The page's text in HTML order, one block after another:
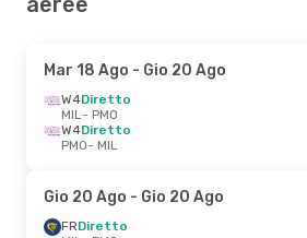
Mar 18 Ago - Gio 20 Ago
W4Diretto
MIL- PMO
W4Diretto
PMO- MIL
Gio 20 Ago - Gio 20 Ago
FRDiretto